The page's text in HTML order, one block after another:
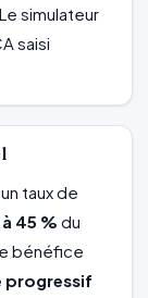
simulateur
saisi
taux de
45 % du
bénéfice
progressif